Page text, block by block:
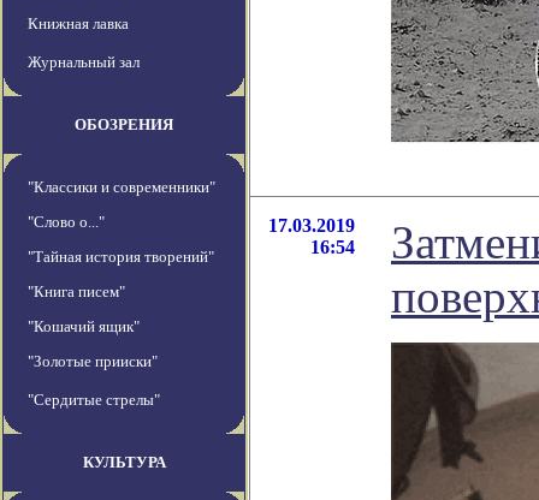
Книжная лавка
Журнальный зал
ОБОЗРЕНИЯ
"Классики и современники"
"Слово о..."
"Тайная история творений"
"Книга писем"
"Кошачий ящик"
"Золотые прииски"
"Сердитые стрелы"
КУЛЬТУРА
17.03.2019
16:54